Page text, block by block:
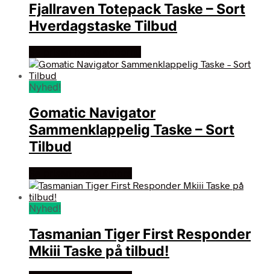
Fjallraven Totepack Taske – Sort
Hverdagstaske Tilbud
Nyhed!
Gomatic Navigator
Sammenklappelig Taske – Sort
Tilbud
Nyhed!
Tasmanian Tiger First Responder
Mkiii Taske på tilbud!